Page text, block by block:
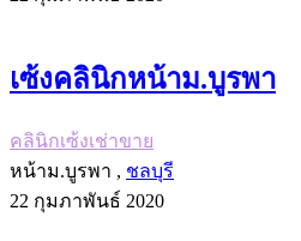
เซ้งคลินิกหน้าม.บูรพา
คลินิกเซ้งเช่าขาย
หน้าม.บูรพา , ชลบุรี
22 กุมภาพันธ์ 2020